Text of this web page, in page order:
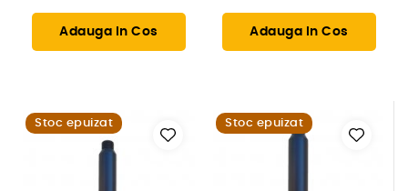
Adauga In Cos Adauga In Cos
Stoc epuizat Stoc epuizat